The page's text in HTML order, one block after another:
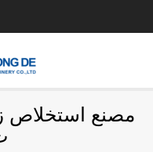
مصنع استخلاص